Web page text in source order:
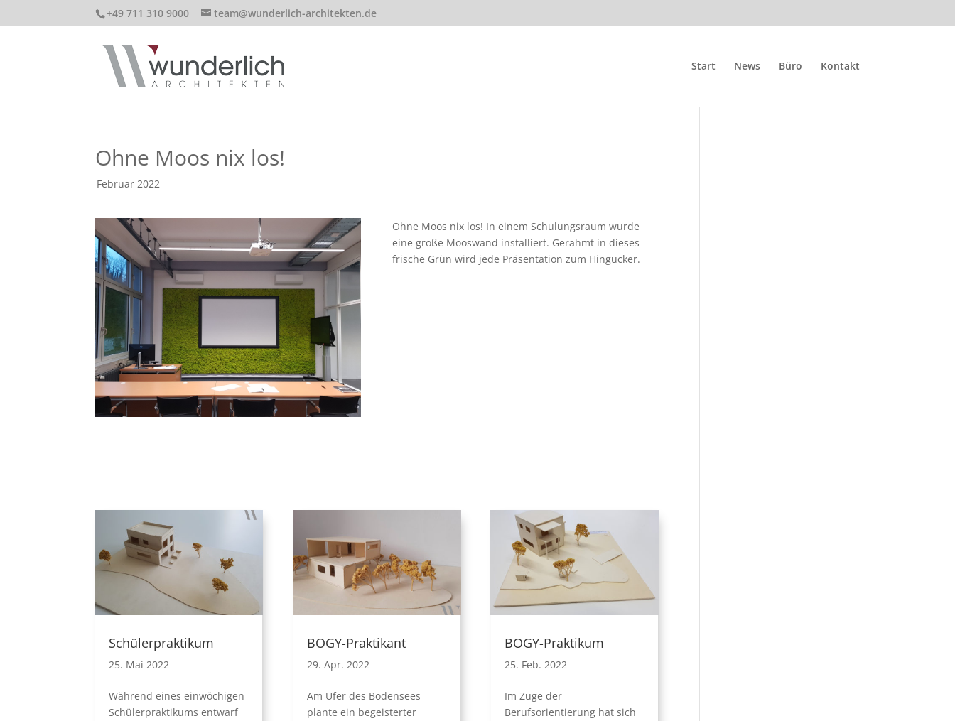
+49 711 310 9000 team@wunderlich-architekten.de
Start News Büro Kontakt
Ohne Moos nix los!
von|
Februar 2022
Ohne Moos nix los! In einem Schulungsraum wurde
eine große Mooswand installiert. Gerahmt in dieses
frische Grün wird jede Präsentation zum Hingucker.
Schülerpraktikum
25. Mai 2022
Während eines einwöchigen
Schülerpraktikums entwarf
BOGY-Praktikant
29. Apr. 2022
Am Ufer des Bodensees
plante ein begeisterter
BOGY-Praktikum
25. Feb. 2022
Im Zuge der
Berufsorientierung hat sich